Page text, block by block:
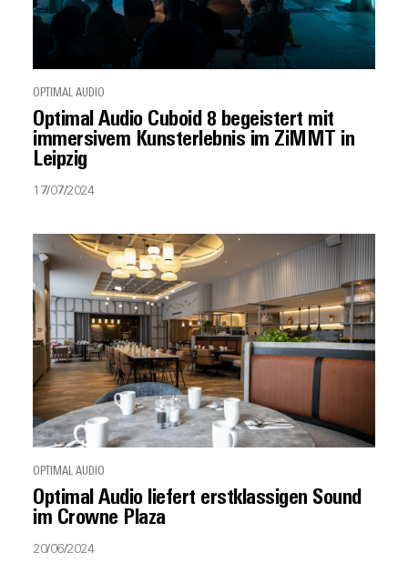
OPTIMAL AUDIO
Optimal Audio Cuboid 8 begeistert mit
immersivem Kunsterlebnis im ZiMMT in
Leipzig
17/07/2024
OPTIMAL AUDIO
Optimal Audio liefert erstklassigen Sound
im Crowne Plaza
20/06/2024